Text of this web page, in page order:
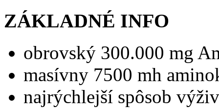
ZÁKLADNÉ INFO
obrovský 300.000 mg
masívny 7500 mh
najrýchlejší spôsob